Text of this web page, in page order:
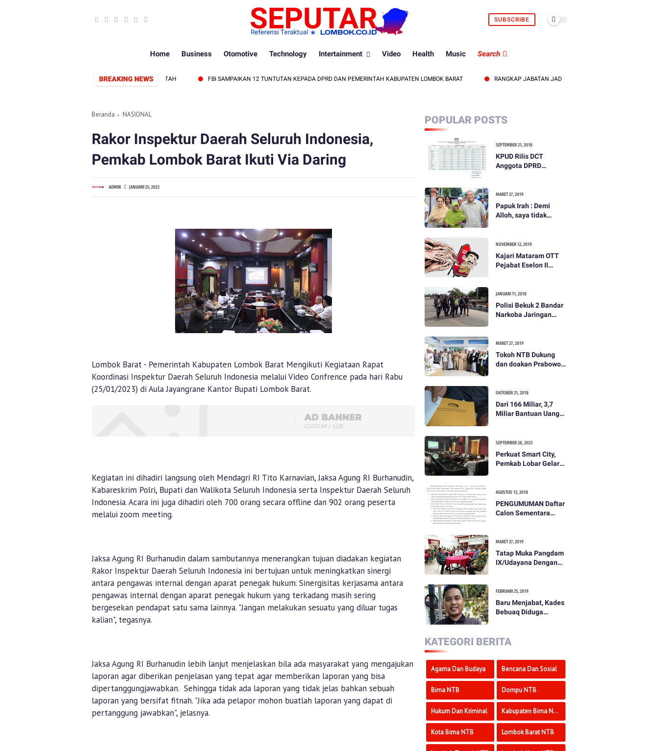
SUBSCRIBE
Home Business Otomotive Technology Intertainment Video Health Music Search
BREAKING NEWS
SIAP PERKUAT SINERGI PERS DAN PEMERINTAH FBI SAMPAIKAN 12 TUNTUTAN KEPADA DPRD DAN PEMERINTAH KABUPATEN LOMBOK BARAT RANGKAP JABATAN JADI SOROTAN, KEPALA UDD PMI LOMBOK
Beranda NASIONAL
Rakor Inspektur Daerah Seluruh Indonesia,
Pemkab Lombok Barat Ikuti Via Daring
ADMIN JANUARI 25, 2023
Lombok Barat - Pemerintah Kabupaten Lombok Barat Mengikuti Kegiataan Rapat
Koordinasi Inspektur Daerah Seluruh Indonesia melalui Video Confrence pada hari Rabu
(25/01/2023) di Aula Jayangrane Kantor Bupati Lombok Barat.
Kegiatan ini dihadiri langsung oleh Mendagri RI Tito Karnavian, Jaksa Agung RI Burhanudin,
Kabareskrim Polri, Bupati dan Walikota Seluruh Indonesia serta Inspektur Daerah Seluruh
Indonesia. Acara ini juga dihadiri oleh 700 orang secara offline dan 902 orang peserta
melalui zoom meeting.
Jaksa Agung RI Burhanudin dalam sambutannya menerangkan tujuan diadakan kegiatan
Rakor Inspektur Daerah Seluruh Indonesia ini bertujuan untuk meningkatkan sinergi
antara pengawas internal dengan aparat penegak hukum. Sinergisitas kerjasama antara
pengawas internal dengan aparat penegak hukum yang terkadang masih sering
bergesekan pendapat satu sama lainnya. "Jangan melakukan sesuatu yang diluar tugas
kalian", tegasnya.
Jaksa Agung RI Burhanudin lebih lanjut menjelaskan bila ada masyarakat yang mengajukan
laporan agar diberikan penjelasan yang tepat agar memberikan laporan yang bisa
dipertanggungjawabkan. Sehingga tidak ada laporan yang tidak jelas bahkan sebuah
laporan yang bersifat fitnah. "Jika ada pelapor mohon buatlah laporan yang dapat di
pertanggung jawabkan", jelasnya.
POPULAR POSTS
SEPTEMBER 21, 2018
KPUD Rilis DCT
Anggota DPRD
MARET 27, 2019
Papuk Irah : Demi
Alloh, saya tidak
itu bohong
NOVEMBER 12, 2019
Kajari Mataram OTT
Pejabat Eselon II
JANUARI 11, 2018
Polisi Bekuk 2 Bandar
Narkoba Jaringan
MARET 27, 2019
Tokoh NTB Dukung
dan doakan Prabowo
OKTOBER 21, 2018
Dari 166 Miliar, 3,7
Miliar Bantuan Uang
SEPTEMBER 28, 2023
Perkuat Smart City,
Pemkab Lobar Gelar
AGUSTUS 12, 2018
PENGUMUMAN Daftar
Calon Sementara
Daerah Kabupaten
Lombok Barat Dalam
Pemilihan Umum
Tahun 2019
MARET 27, 2019
Tatap Muka Pangdam
IX/Udayana Dengan
FEBRUARI 25, 2019
Baru Menjabat, Kades
Bebuaq Diduga
KATEGORI BERITA
Agama Dan Budaya Bencana Dan Sosial
Bima NTB Dompu NTB
Hukum Dan Kriminal Kabupaten Bima NTB
Kota Bima NTB Lombok Barat NTB